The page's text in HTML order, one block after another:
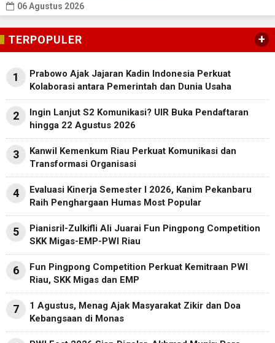
06 Agustus 2026
TERPOPULER +
1
Prabowo Ajak Jajaran Kadin Indonesia Perkuat
Kolaborasi antara Pemerintah dan Dunia Usaha
2
Ingin Lanjut S2 Komunikasi? UIR Buka Pendaftaran
hingga 22 Agustus 2026
3
Kanwil Kemenkum Riau Perkuat Komunikasi dan
Transformasi Organisasi
4
Evaluasi Kinerja Semester I 2026, Kanim Pekanbaru
Raih Penghargaan Humas Most Popular
5
Pianisril-Zulkifli Ali Juarai Fun Pingpong Competition
SKK Migas-EMP-PWI Riau
6
Fun Pingpong Competition Perkuat Kemitraan PWI
Riau, SKK Migas dan EMP
7
1 Agustus, Menag Ajak Masyarakat Zikir dan Doa
Kebangsaan di Monas